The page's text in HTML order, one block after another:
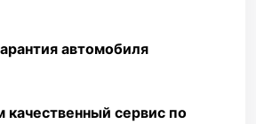
автомобиля
сервис по